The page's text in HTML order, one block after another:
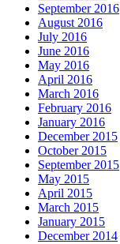
September 2016
August 2016
July 2016
June 2016
May 2016
April 2016
March 2016
February 2016
January 2016
December 2015
October 2015
September 2015
May 2015
April 2015
March 2015
January 2015
December 2014